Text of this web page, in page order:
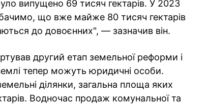
випущено 69 тисяч гектарів. У 2023
що вже майже 80 тисяч гектарів
до довоєнних", — зазначив він.
другий етап земельної реформи і
тепер можуть юридичні особи.
ділянки, загальна площа яких
Водночас продаж комунальної та